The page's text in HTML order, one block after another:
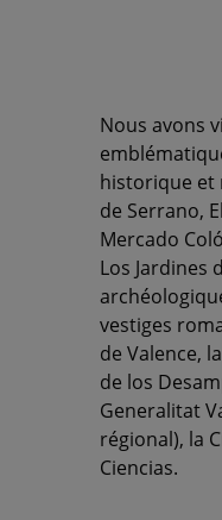
Nous avons
historique et
de Serrano,
Mercado
Los Jardines
vestiges
de Valence,
de los
Generalitat
régional), la
Ciencias.